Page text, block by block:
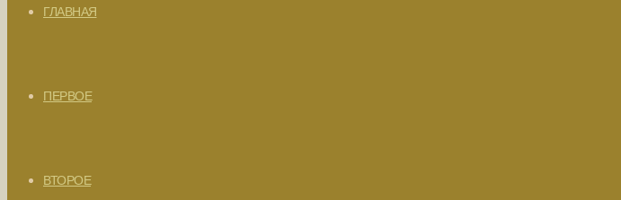
ГЛАВНАЯ
ПЕРВОЕ
ВТОРОЕ